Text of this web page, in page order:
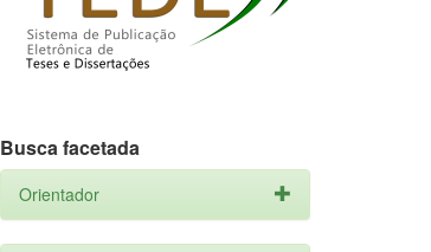
Busca facetada
Orientador